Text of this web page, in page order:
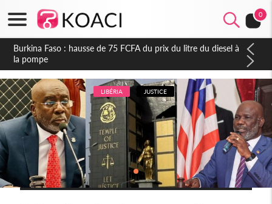
0
Cameroun : Accusé de tentative de coup d'Etat, Sani
Mouhamadou contre-attaque, la DGRE de l'ex-directeur Eko
Eko dément à son tour
LIBÉRIA JUSTICE